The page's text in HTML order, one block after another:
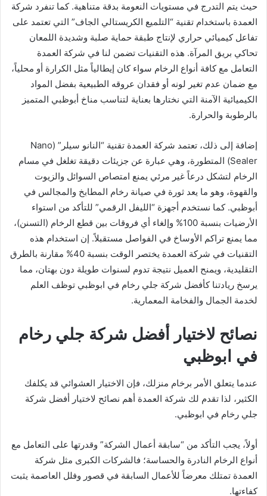
حيث يتم التدرج في مستويات النعومة بدقة متناهية. كما تنفرد شركة
العمدة باستخدام تقنية “التلميع الكريستالي الجاف” التي تعتمد على
تفاعل كيميائي حراري لإنتاج طبقة حماية صلبة وشديدة اللمعان
تحاكي بريق المرآة. هذه التقنيات تضمن لنا في شركة العمدة
التعامل مع كافة أنواع الرخام سواء كان إيطالياً مثل الكرارة أو محلياً،
مع ضمان عدم تغير لونه أو فقدان عروقه الطبيعية بفضل المواد
الكيميائية الآمنة التي نختارها بعناية لتناسب مناخ أبوظبي المتميز
بالرطوبة والحرارة.
إضافة إلى ذلك، تعتمد شركة العمدة تقنية “النانو سيلر” (Nano
Sealer) المتطورة، وهي عبارة عن جزيئات دقيقة تغلغل في مسام
الرخام لتشكل درعاً غير مرئي يمنع امتصاص السوائل والزيوت
والقهوة، وهو ما يعد ثورة في صيانة رخام المطابخ والمجالس في
أبوظبي. كما نستخدم أجهزة “الليفل الرقمي” للتأكد من استواء
الأرضيات بنسبة 100% وإلغاء أي فروقات بين قطع الرخام (التسنن)،
مما يمنع تراكم الأوساخ في الفواصل مستقبلاً. إن استخدام هذه
التقنيات في شركة العمدة يختصر الوقت بنسبة 40% مقارنة بالطرق
التقليدية، ويمنح العميل نتيجة تدوم لسنوات طويلة دون بهتان، مما
يرسخ ريادتنا كأفضل شركة جلي رخام في ابوظبي توظف العلم
لخدمة الجمال والفخامة المعمارية.
نصائح لاختيار أفضل شركة جلي رخام
في ابوظبي
عندما يتعلق الأمر برخام منزلك، فإن الاختيار العشوائي قد يكلفك
الكثير، لذا تقدم لك شركة العمدة أهم نصائح لاختيار أفضل شركة
جلي رخام في ابوظبي.
أولاً، يجب التأكد من “سابقة أعمال الشركة” وقدرتها على التعامل مع
أنواع الرخام النادرة والحساسة؛ فالشركات الكبرى مثل شركة
العمدة تمتلك معرضاً للأعمال السابقة في قصور وفلل العاصمة يثبت
كفاءتها.